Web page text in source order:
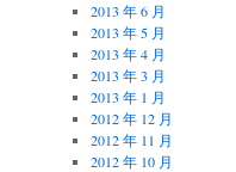
2013 年 6 月
2013 年 5 月
2013 年 4 月
2013 年 3 月
2013 年 1 月
2012 年 12 月
2012 年 11 月
2012 年 10 月